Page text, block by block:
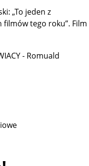
„To jeden z
filmów tego roku”. Film
- Romuald